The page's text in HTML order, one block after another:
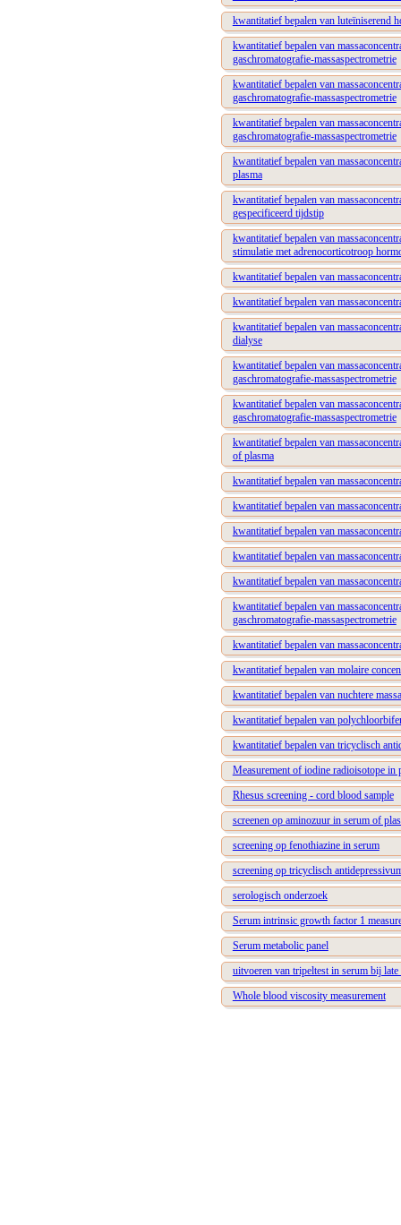
kwantitatief bepalen van luteïniserend
kwantitatief bepalen van
gaschromatografie-massaspectrometrie
kwantitatief bepalen van
gaschromatografie-massaspectrometrie
kwantitatief bepalen van
gaschromatografie-massaspectrometrie
kwantitatief bepalen van
plasma
kwantitatief bepalen van
gespecificeerd tijdstip
kwantitatief bepalen van
stimulatie met adrenocorticotroop
kwantitatief bepalen van
kwantitatief bepalen van
kwantitatief bepalen van
dialyse
kwantitatief bepalen van
gaschromatografie-massaspectrometrie
kwantitatief bepalen van
gaschromatografie-massaspectrometrie
kwantitatief bepalen van
of plasma
kwantitatief bepalen van
kwantitatief bepalen van
kwantitatief bepalen van
kwantitatief bepalen van
kwantitatief bepalen van
kwantitatief bepalen van
gaschromatografie-massaspectrometrie
kwantitatief bepalen van
kwantitatief bepalen van molaire
kwantitatief bepalen van nuchtere
kwantitatief bepalen van
kwantitatief bepalen van tricyclisch
Measurement of iodine radioisotope in
Rhesus screening - cord blood sample
screenen op aminozuur in serum of
screening op fenothiazine in serum
screening op tricyclisch
serologisch onderzoek
Serum intrinsic growth factor 1
Serum metabolic panel
uitvoeren van tripeltest in serum bij late
Whole blood viscosity measurement